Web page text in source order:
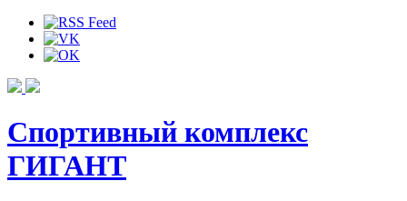
Спортивный комплекс
ГИГАНТ